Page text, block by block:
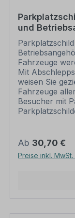
und
parkende
Fahrzeuge
Mit
weisen Sie
Fahrzeuge
Besucher mit
vielen
Parkräumen
quadratische
Kombination
Regulärer Preis:
Ab 30,70 €
Preise inkl.